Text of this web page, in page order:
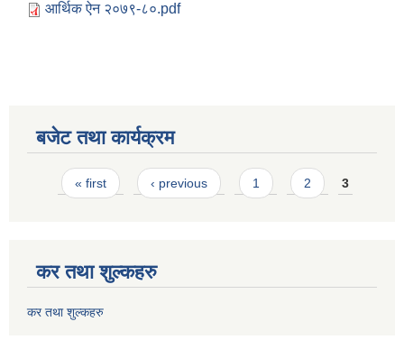
आर्थिक ऐन २०७९-८०.pdf
बजेट तथा कार्यक्रम
Pages
« first ‹ previous 1 2 3
कर तथा शुल्कहरु
कर तथा शुल्कहरु